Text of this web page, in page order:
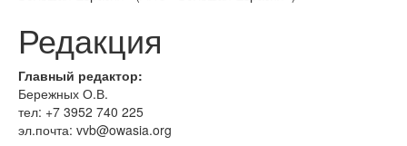
Редакция
Главный редактор:
Бережных О.В.
тел: +7 3952 740 225
эл.почта: vvb@owasia.org